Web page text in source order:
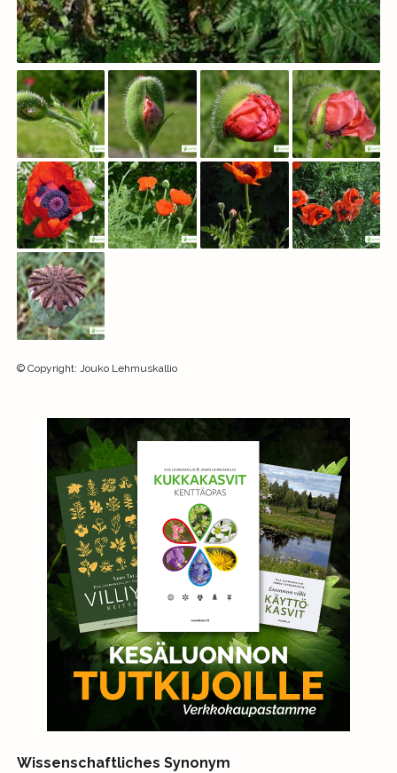
© Copyright: Jouko Lehmuskallio
Wissenschaftliches Synonym